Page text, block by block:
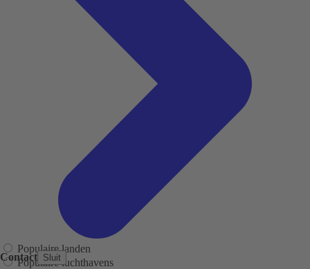
Contact Sluit
Populaire landen
Populaire luchthavens